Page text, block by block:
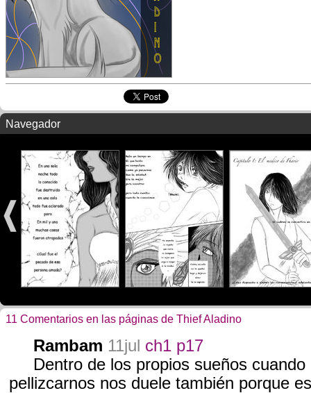
Navegador
11 Comentarios en las páginas de Thief Aladino
Rambam 11jul ch1 p17
Dentro de los propios sueños
pellizcarnos nos duele también porque